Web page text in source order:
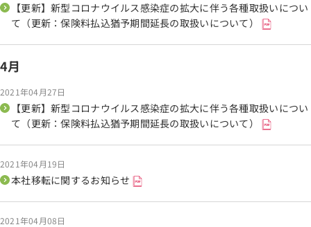
【更新】新型コロナウイルス感染症の拡大に伴う各種取扱いについ
て（更新：保険料払込猶予期間延長の取扱いについて）
4月
2021年04月27日
【更新】新型コロナウイルス感染症の拡大に伴う各種取扱いについ
て（更新：保険料払込猶予期間延長の取扱いについて）
2021年04月19日
本社移転に関するお知らせ
2021年04月08日